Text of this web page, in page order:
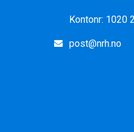
Kontonr: 1020
post@nrh.no